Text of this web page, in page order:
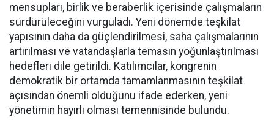
mensupları, birlik ve beraberlik içerisinde çalışmaların
sürdürüleceğini vurguladı. Yeni dönemde teşkilat
yapısının daha da güçlendirilmesi, saha çalışmalarının
artırılması ve vatandaşlarla temasın yoğunlaştırılması
hedefleri dile getirildi. Katılımcılar, kongrenin
demokratik bir ortamda tamamlanmasının teşkilat
açısından önemli olduğunu ifade ederken, yeni
yönetimin hayırlı olması temennisinde bulundu.